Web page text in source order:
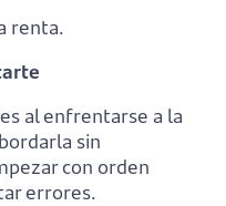
renta.
al enfrentarse a la
sin
con orden
errores.